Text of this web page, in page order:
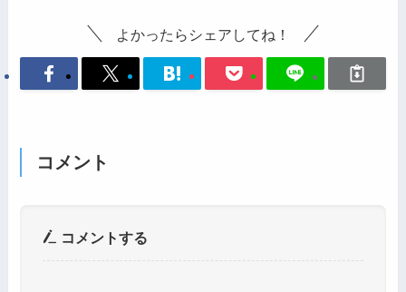
よかったらシェアしてね！
コメント
コメントする